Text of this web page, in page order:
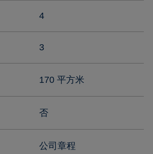
4
3
170 平方米
否
公司章程